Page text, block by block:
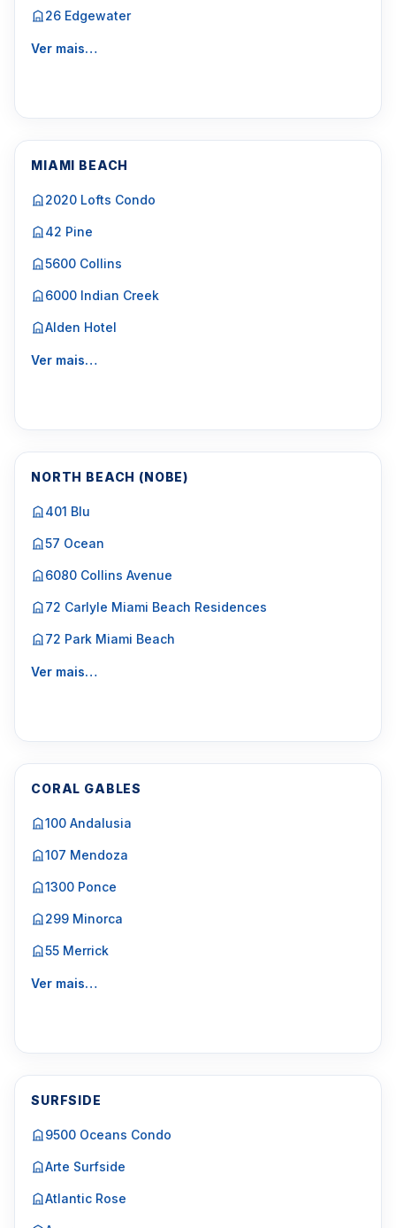
26 Edgewater
Ver mais…
MIAMI BEACH
2020 Lofts Condo
42 Pine
5600 Collins
6000 Indian Creek
Alden Hotel
Ver mais…
NORTH BEACH (NOBE)
401 Blu
57 Ocean
6080 Collins Avenue
72 Carlyle Miami Beach Residences
72 Park Miami Beach
Ver mais…
CORAL GABLES
100 Andalusia
107 Mendoza
1300 Ponce
299 Minorca
55 Merrick
Ver mais…
SURFSIDE
9500 Oceans Condo
Arte Surfside
Atlantic Rose